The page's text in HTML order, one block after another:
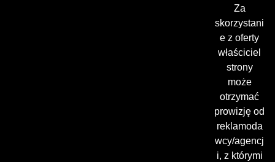
Za
skorzystani
e z oferty
właściciel
strony
może
otrzymać
prowizję od
reklamoda
wcy/agencj
i, z którymi